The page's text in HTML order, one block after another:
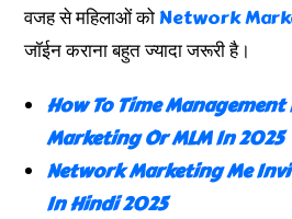
वजह से महिलाओं कोNetwork
जॉईन कराना बहुत ज्यादा जरूरी है।
How To Time
Marketing Or MLM In 2025
Network Marketing Me
In Hindi 2025